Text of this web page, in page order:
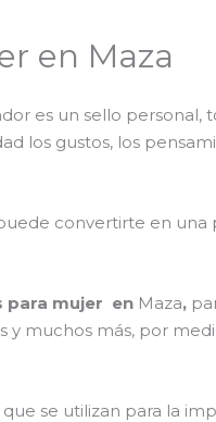
en Maza
es un sello
los gustos, los
convertirte en
para mujer en Maza,
y muchos más, por
se utilizan para la